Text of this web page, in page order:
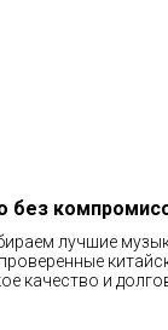
без
лучшие
качество и